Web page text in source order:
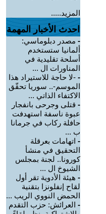
المزيد.....
احدث الأخبار المهمة
- مصدر دبلوماسي:
ألمانيا ستستخدم
أسلحة تقليدية في
المناورات ال ...
- -لا حاجة للاستيراد هذا
الموسم-.. سوريا تحقّق
الاكتفاء الذاتي ...
- قتلى وجرحى بانفجار
عبوة ناسفة استهدفت
حافلة ركاب في جرمانا
ب ...
- اتهامات بعرقلة
التحقيق في منشأ
كورونا.. لجنة بمجلس
الشيوخ ال ...
- هيئة الأدوية تقر أول
لقاح إنفلونزا بتقنية
الحمض النووي الريب ...
- العرائش: حزب التقدم